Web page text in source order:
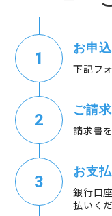
お申
下記フ
ご請
請求書
お支
銀行口
払いく